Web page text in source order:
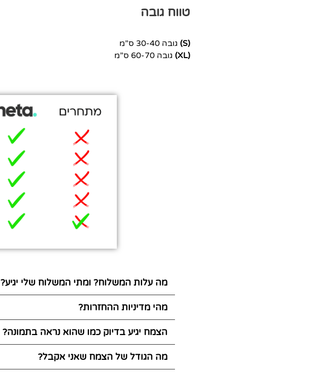
טווח גובה
(S)
גובה 30-40 ס”מ
(XL)
גובה 60-70 ס”מ
מה עלות המשלוח? ומתי המשלוח שלי יגיע?
מהי מדיניות ההחזרות?
הצמח יגיע בדיוק כמו שהוא נראה בתמונה?
מה הגודל של הצמח שאני אקבל?